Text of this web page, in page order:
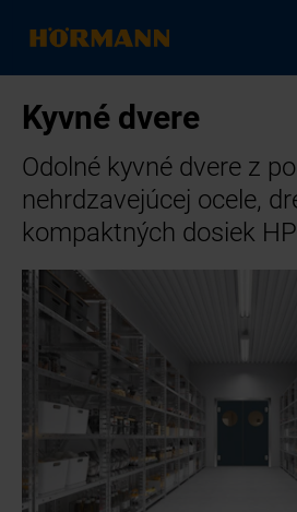
Kyvné dvere
Odolné kyvné dvere z
nehrdzavejúcej ocele,
kompaktných dosiek